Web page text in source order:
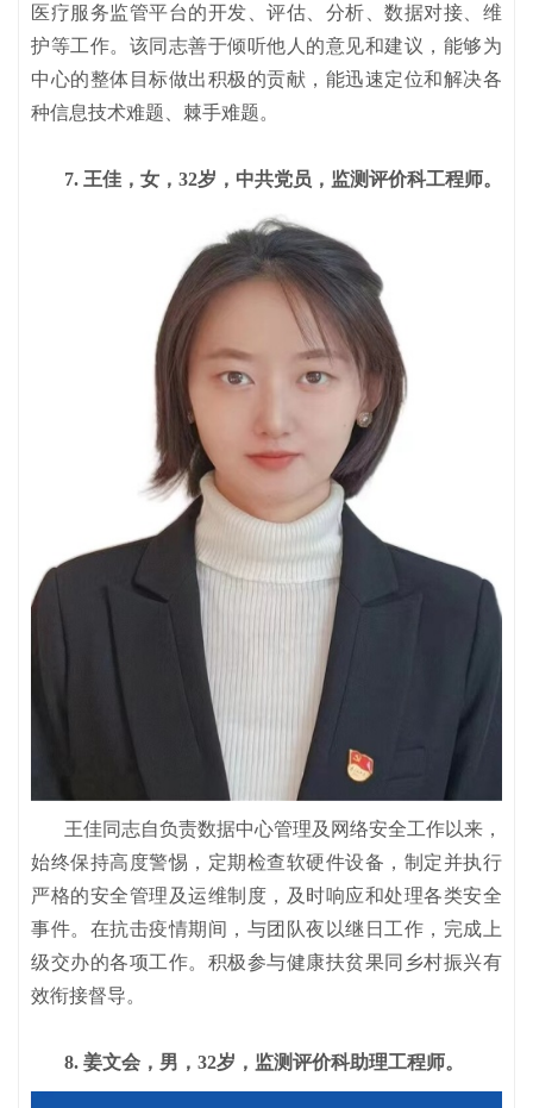
医疗服务监管平台的开发、评估、分析、数据对接、维
护等工作。该同志善于倾听他人的意见和建议，能够为
中心的整体目标做出积极的贡献，能迅速定位和解决各
种信息技术难题、棘手难题。
7. 王佳，女，32岁，中共党员，监测评价科工程师。
王佳同志自负责数据中心管理及网络安全工作以来，
始终保持高度警惕，定期检查软硬件设备，制定并执行
严格的安全管理及运维制度，及时响应和处理各类安全
事件。在抗击疫情期间，与团队夜以继日工作，完成上
级交办的各项工作。积极参与健康扶贫果同乡村振兴有
效衔接督导。
8. 姜文会，男，32岁，监测评价科助理工程师。